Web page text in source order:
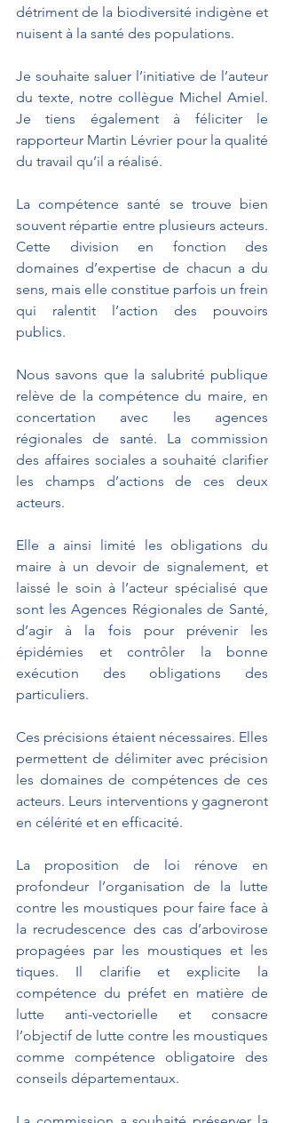
détriment de la biodiversité indigène et
nuisent à la santé des populations.
Je souhaite saluer l’initiative de l’auteur
du texte, notre collègue Michel Amiel.
Je tiens également à féliciter le
rapporteur Martin Lévrier pour la qualité
du travail qu’il a réalisé.
La compétence santé se trouve bien
souvent répartie entre plusieurs acteurs.
Cette division en fonction des
domaines d’expertise de chacun a du
sens, mais elle constitue parfois un frein
qui ralentit l’action des pouvoirs
publics.
Nous savons que la salubrité publique
relève de la compétence du maire, en
concertation avec les agences
régionales de santé. La commission
des affaires sociales a souhaité clarifier
les champs d’actions de ces deux
acteurs.
Elle a ainsi limité les obligations du
maire à un devoir de signalement, et
laissé le soin à l’acteur spécialisé que
sont les Agences Régionales de Santé,
d’agir à la fois pour prévenir les
épidémies et contrôler la bonne
exécution des obligations des
particuliers.
Ces précisions étaient nécessaires. Elles
permettent de délimiter avec précision
les domaines de compétences de ces
acteurs. Leurs interventions y gagneront
en célérité et en efficacité.
La proposition de loi rénove en
profondeur l’organisation de la lutte
contre les moustiques pour faire face à
la recrudescence des cas d’arbovirose
propagées par les moustiques et les
tiques. Il clarifie et explicite la
compétence du préfet en matière de
lutte anti-vectorielle et consacre
l’objectif de lutte contre les moustiques
comme compétence obligatoire des
conseils départementaux.